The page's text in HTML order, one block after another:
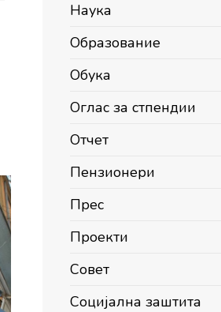
Наука
Образование
Обука
Оглас за стпендии
Отчет
Пензионери
Прес
Проекти
Совет
Социјална заштита